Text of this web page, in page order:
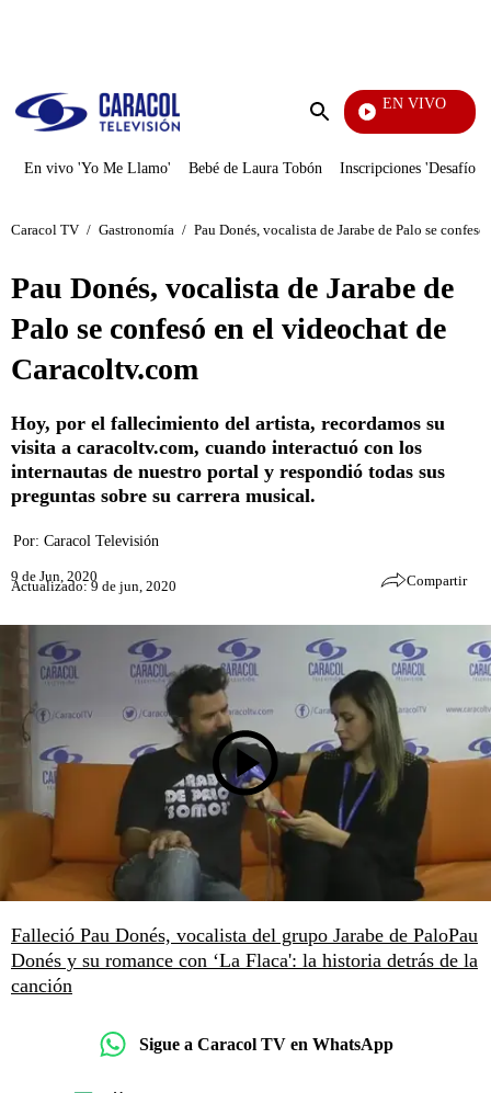
Enviar
EN VIVO
Doble Vía
En vivo 'Yo Me Llamo' Bebé de Laura Tobón Inscripciones 'Desafío'
Caracol TV / Gastronomía / Pau Donés, vocalista de Jarabe de Palo se
Pau Donés, vocalista de Jarabe de
Palo se confesó en el videochat de
Caracoltv.com
Hoy, por el fallecimiento del artista, recordamos su
visita a caracoltv.com, cuando interactuó con los
internautas de nuestro portal y respondió todas sus
preguntas sobre su carrera musical.
Por: Caracol Televisión
9 de Jun, 2020
Actualizado: 9 de jun, 2020 Compartir
Falleció Pau Donés, vocalista del grupo Jarabe de PaloPau
Donés y su romance con ‘La Flaca': la historia detrás de la
canción
Sigue a Caracol TV en WhatsApp